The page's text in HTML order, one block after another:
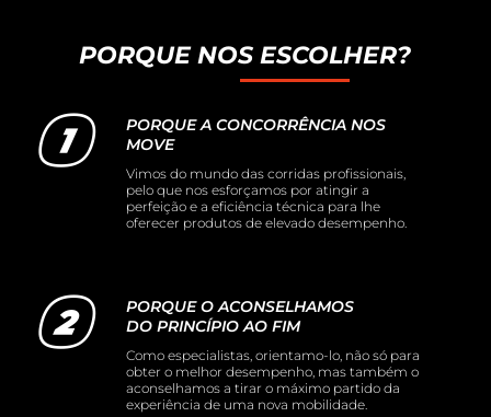
PORQUE NOS ESCOLHER?
PORQUE A CONCORRÊNCIA NOS
MOVE
Vimos do mundo das corridas profissionais,
pelo que nos esforçamos por atingir a
perfeição e a eficiência técnica para lhe
oferecer produtos de elevado desempenho.
PORQUE O ACONSELHAMOS
DO PRINCÍPIO AO FIM
Como especialistas, orientamo-lo, não só para
obter o melhor desempenho, mas também o
aconselhamos a tirar o máximo partido da
experiência de uma nova mobilidade.